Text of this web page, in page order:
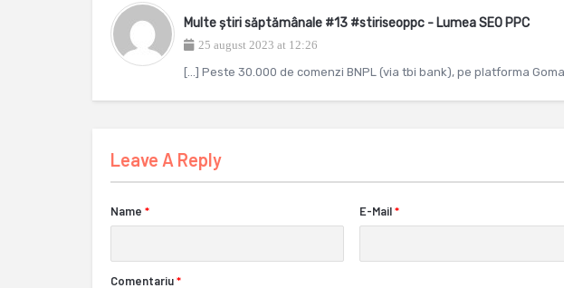
Multe știri săptămânale #13 #stiriseoppc - Lumea SEO PPC
25 august 2023 at 12:26
[…] Peste 30.000 de comenzi BNPL (via tbi bank), pe platforma
Leave A Reply
Name * E-Mail *
Comentariu*